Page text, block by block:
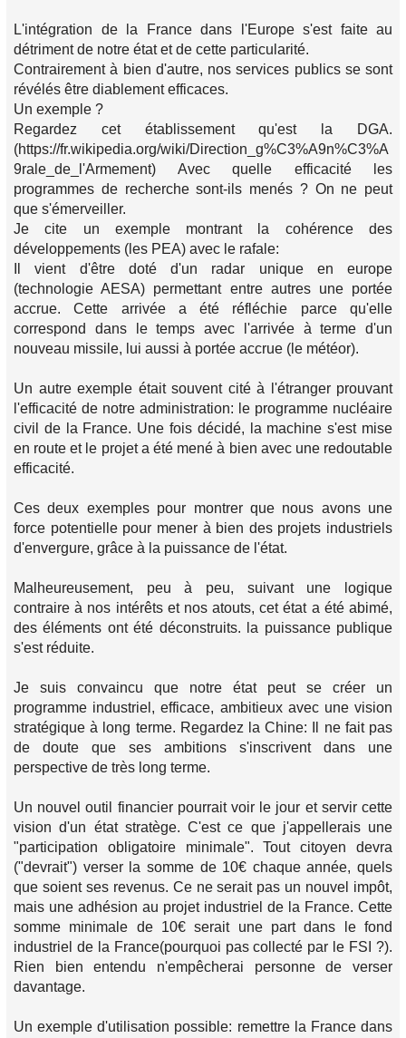
L'intégration de la France dans l'Europe s'est faite au
détriment de notre état et de cette particularité.
Contrairement à bien d'autre, nos services publics se sont
révélés être diablement efficaces.
Un exemple ?
Regardez cet établissement qu'est la DGA.
(https://fr.wikipedia.org/wiki/Direction_g%C3%A9n%C3%A
9rale_de_l'Armement) Avec quelle efficacité les
programmes de recherche sont-ils menés ? On ne peut
que s'émerveiller.
Je cite un exemple montrant la cohérence des
développements (les PEA) avec le rafale:
Il vient d'être doté d'un radar unique en europe
(technologie AESA) permettant entre autres une portée
accrue. Cette arrivée a été réfléchie parce qu'elle
correspond dans le temps avec l'arrivée à terme d'un
nouveau missile, lui aussi à portée accrue (le météor).
Un autre exemple était souvent cité à l'étranger prouvant
l'efficacité de notre administration: le programme nucléaire
civil de la France. Une fois décidé, la machine s'est mise
en route et le projet a été mené à bien avec une redoutable
efficacité.
Ces deux exemples pour montrer que nous avons une
force potentielle pour mener à bien des projets industriels
d'envergure, grâce à la puissance de l'état.
Malheureusement, peu à peu, suivant une logique
contraire à nos intérêts et nos atouts, cet état a été abimé,
des éléments ont été déconstruits. la puissance publique
s'est réduite.
Je suis convaincu que notre état peut se créer un
programme industriel, efficace, ambitieux avec une vision
stratégique à long terme. Regardez la Chine: Il ne fait pas
de doute que ses ambitions s'inscrivent dans une
perspective de très long terme.
Un nouvel outil financier pourrait voir le jour et servir cette
vision d'un état stratège. C'est ce que j'appellerais une
"participation obligatoire minimale". Tout citoyen devra
("devrait") verser la somme de 10€ chaque année, quels
que soient ses revenus. Ce ne serait pas un nouvel impôt,
mais une adhésion au projet industriel de la France. Cette
somme minimale de 10€ serait une part dans le fond
industriel de la France(pourquoi pas collecté par le FSI ?).
Rien bien entendu n'empêcherai personne de verser
davantage.
Un exemple d'utilisation possible: remettre la France dans